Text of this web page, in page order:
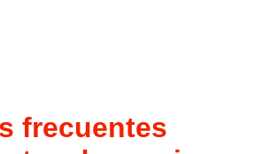
frecuentes